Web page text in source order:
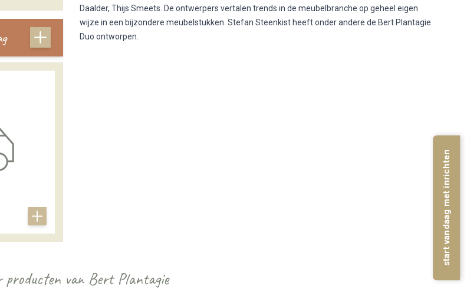
Daalder, Thijs Smeets. De ontwerpers vertalen trends in de meubelbranche op geheel eigen
wijze in een bijzondere meubelstukken. Stefan Steenkist heeft onder andere de Bert Plantagie
Duo ontworpen.
producten van Bert Plantagie
start vandaag met inrichten